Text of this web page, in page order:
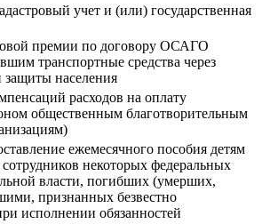
учет и (или) государственная
премии по договору ОСАГО
транспортные средства через
защиты населения
расходов на оплату
общественным благотворительным
ежемесячного пособия детям
некоторых федеральных
власти, погибших (умерших,
признанных безвестно
исполнении обязанностей